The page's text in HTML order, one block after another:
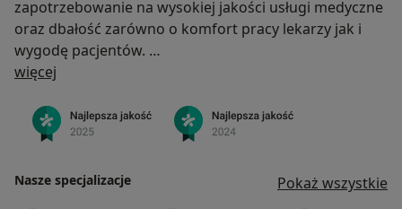
zapotrzebowanie na wysokiej jakości usługi medyczne
oraz dbałość zarówno o komfort pracy lekarzy jak i
wygodę pacjentów.
pediatrzy i lekarze rodzinni, posiadający bogate
doświadczenie w zawodzie oraz nieustannie
Medycznym Balticmed Kaszubska przyjmuje niemal 30.
więcej
Nasze specjalizacje Pokaż wszystkie